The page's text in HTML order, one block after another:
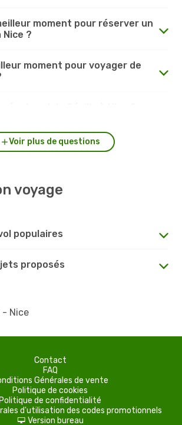
moment pour réserver un
Nice ?
moment pour voyager de
Voir plus de questions
voyage
populaires
proposés
- Nice
Contact
FAQ
Générales de vente
Politique de cookies
Politique de confidentialité
d'utilisation des codes promotionnels
d Version bureau